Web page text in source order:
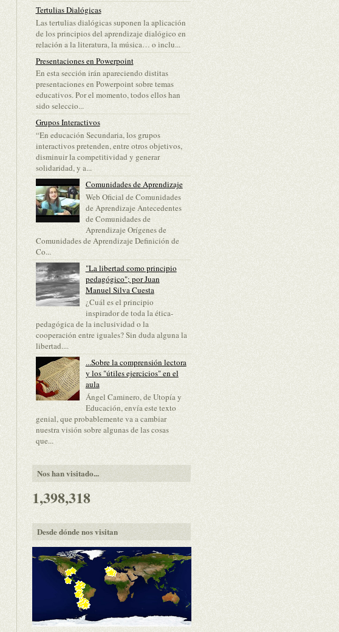
Tertulias Dialógicas
Las tertulias dialógicas suponen la aplicación
de los principios del aprendizaje dialógico en
relación a la literatura, la música… o inclu...
Presentaciones en Powerpoint
En esta sección irán apareciendo distitas
presentaciones en Powerpoint sobre temas
educativos. Por el momento, todos ellos han
sido seleccio...
Grupos Interactivos
“En educación Secundaria, los grupos
interactivos pretenden, entre otros objetivos,
disminuir la competitividad y generar
solidaridad, y a...
Comunidades de Aprendizaje
Web Oficial de Comunidades
de Aprendizaje Antecedentes
de Comunidades de
Aprendizaje Orígenes de
Comunidades de Aprendizaje Definición de
Co...
"La libertad como principio
pedagógico"; por Juan
Manuel Silva Cuesta
¿Cuál es el principio
inspirador de toda la ética-
pedagógica de la inclusividad o la
cooperación entre iguales? Sin duda alguna la
libertad....
...Sobre la comprensión lectora
y los "útiles ejercicios" en el
aula
Ángel Caminero, de Utopía y
Educación, envía este texto
genial, que probablemente va a cambiar
nuestra visión sobre algunas de las cosas
que...
Nos han visitado...
1,398,318
Desde dónde nos visitan